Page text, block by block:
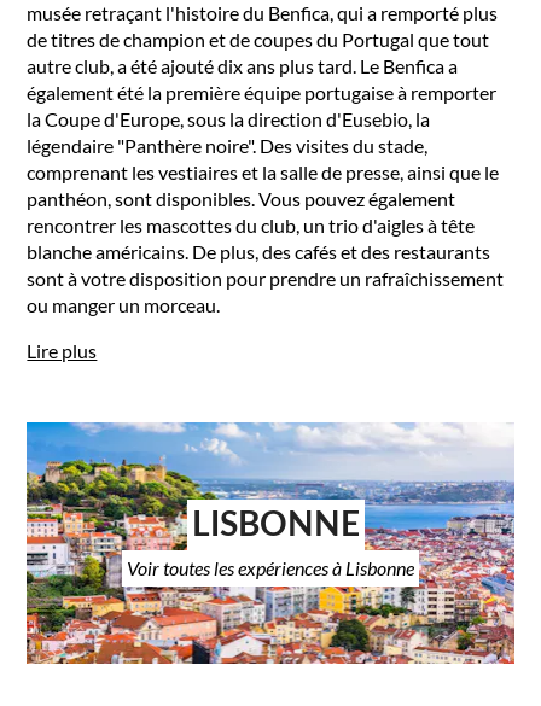
musée retraçant l'histoire du Benfica, qui a remporté plus
de titres de champion et de coupes du Portugal que tout
autre club, a été ajouté dix ans plus tard. Le Benfica a
également été la première équipe portugaise à remporter
la Coupe d'Europe, sous la direction d'Eusebio, la
légendaire "Panthère noire". Des visites du stade,
comprenant les vestiaires et la salle de presse, ainsi que le
panthéon, sont disponibles. Vous pouvez également
rencontrer les mascottes du club, un trio d'aigles à tête
blanche américains. De plus, des cafés et des restaurants
sont à votre disposition pour prendre un rafraîchissement
ou manger un morceau.
Lire plus
LISBONNE
Voir toutes les expériences à Lisbonne